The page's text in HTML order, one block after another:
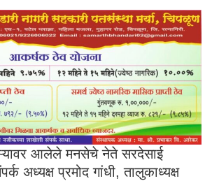
आलेले मनसेचे नेते सरदेसाई
अध्यक्ष प्रमोद गांधी, तालुकाध्यक्ष